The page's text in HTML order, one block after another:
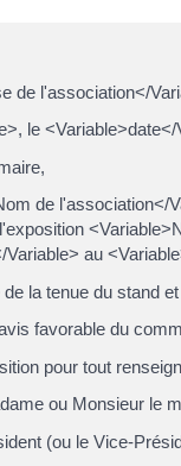
de l'association</
le <Variable>date</
de
au
la tenue du stand
favorable du
pour tout
ou Monsieur le
(ou le Vice-